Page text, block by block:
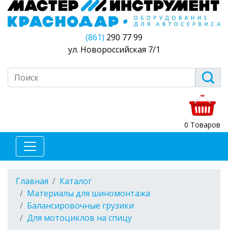
(861) 290 77 99
ул. Новороссийская 7/1
0 Товаров
Главная
Каталог
Материалы для шиномонтажа
Балансировочные грузики
Для мотоциклов на спицу